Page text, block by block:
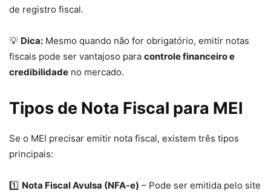
de registro fiscal.
💡 Dica: Mesmo quando não for obrigatório, emitir notas
fiscais pode ser vantajoso para controle financeiro e
credibilidade no mercado.
Tipos de Nota Fiscal para MEI
Se o MEI precisar emitir nota fiscal, existem três tipos
principais:
1️⃣ Nota Fiscal Avulsa (NFA-e) – Pode ser emitida pelo site